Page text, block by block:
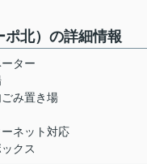
ポ北）の詳細情報
ター
み置き場
ネット対応
クス